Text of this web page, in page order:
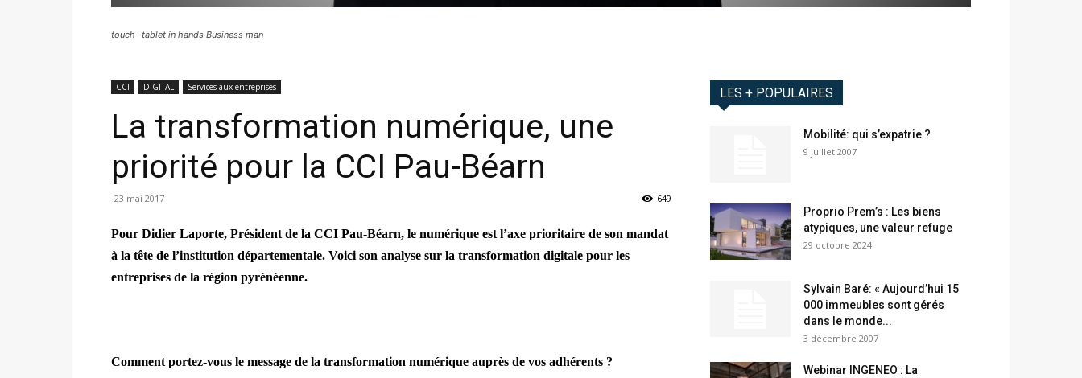
touch- tablet in hands Business man
CCI DIGITAL Services aux entreprises
La transformation numérique, une
priorité pour la CCI Pau-Béarn
23 mai 2017 649
Pour Didier Laporte, Président de la CCI Pau-Béarn, le numérique est l’axe prioritaire de son mandat
à la tête de l’institution départementale. Voici son analyse sur la transformation digitale pour les
entreprises de la région pyrénéenne.
Comment portez-vous le message de la transformation numérique auprès de vos adhérents ?
LES + POPULAIRES
Mobilité: qui s’expatrie ?
9 juillet 2007
Proprio Prem’s : Les biens
atypiques, une valeur refuge
29 octobre 2024
Sylvain Baré: « Aujourd’hui 15
000 immeubles sont gérés
dans le monde...
3 décembre 2007
Webinar INGENEO : La